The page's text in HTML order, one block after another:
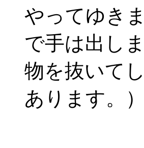
やってゆき
で手は出し
物を抜いて
あります。）